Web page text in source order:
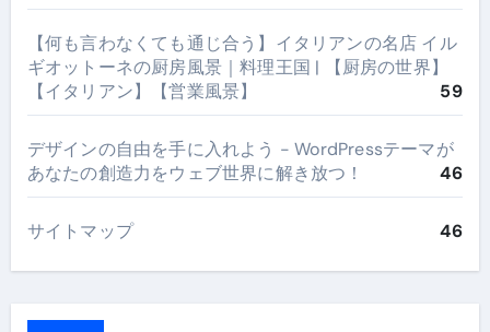
【何も言わなくても通じ合う】イタリアンの名店 イル
ギオットーネの厨房風景｜料理王国 | 【厨房の世界】
【イタリアン】【営業風景】
59
デザインの自由を手に入れよう - WordPressテーマが
あなたの創造力をウェブ世界に解き放つ！
46
サイトマップ 46